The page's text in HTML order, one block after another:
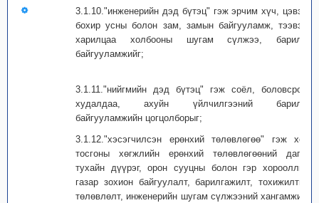
3.1.10."инженерийн дэд бүтэц" гэж эрчим хүч, цэвэр,
бохир усны болон зам, замын байгууламж, тээвэр,
харилцаа холбооны шугам сүлжээ, барилга
байгууламжийг;
3.1.11."нийгмийн дэд бүтэц" гэж соёл, боловсрол,
худалдаа, ахуйн үйлчилгээний барилга
байгууламжийн цогцолборыг;
3.1.12."хэсэгчилсэн ерөнхий төлөвлөгөө" гэж хот,
тосгоны хөгжлийн ерөнхий төлөвлөгөөний дагуу
тухайн дүүрэг, орон сууцны болон гэр хорооллын
газар зохион байгуулалт, барилгажилт, тохижилтын
төлөвлөлт, инженерийн шугам сүлжээний хангамжийг